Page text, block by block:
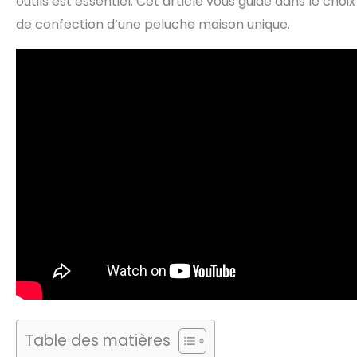
de confection d’une peluche maison unique.
Table des matières